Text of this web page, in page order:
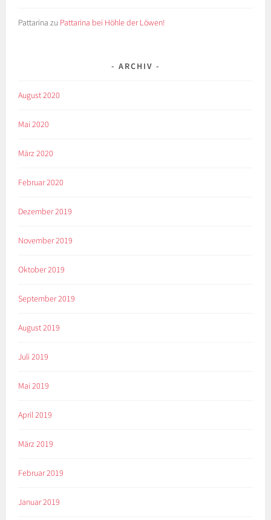
Pattarina zu Pattarina bei Höhle der Löwen!
ARCHIV
August 2020
Mai 2020
März 2020
Februar 2020
Dezember 2019
November 2019
Oktober 2019
September 2019
August 2019
Juli 2019
Mai 2019
April 2019
März 2019
Februar 2019
Januar 2019